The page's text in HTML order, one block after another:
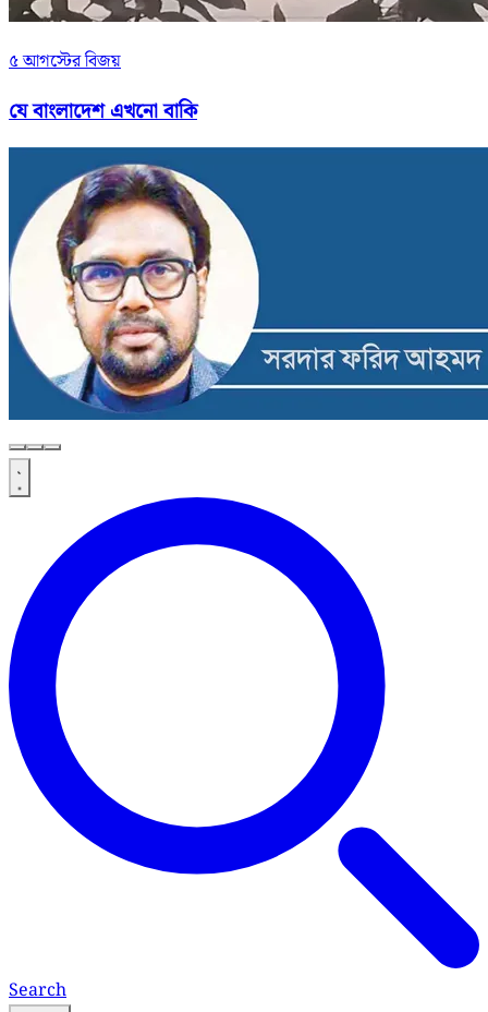
৫ আগস্টের বিজয়
যে বাংলাদেশ এখনো বাকি
Search